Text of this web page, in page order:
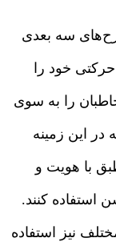
سه بعدی
خود را
را به سوی
در این زمینه
با هویت و
استفاده کنند.
نیز استفاده